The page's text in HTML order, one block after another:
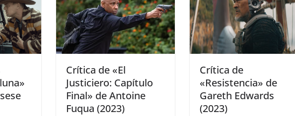
Crítica de «El
Justiciero: Capítulo
Final» de Antoine
Fuqua (2023)
Crítica de
«Resistencia» de
Gareth Edwards
(2023)